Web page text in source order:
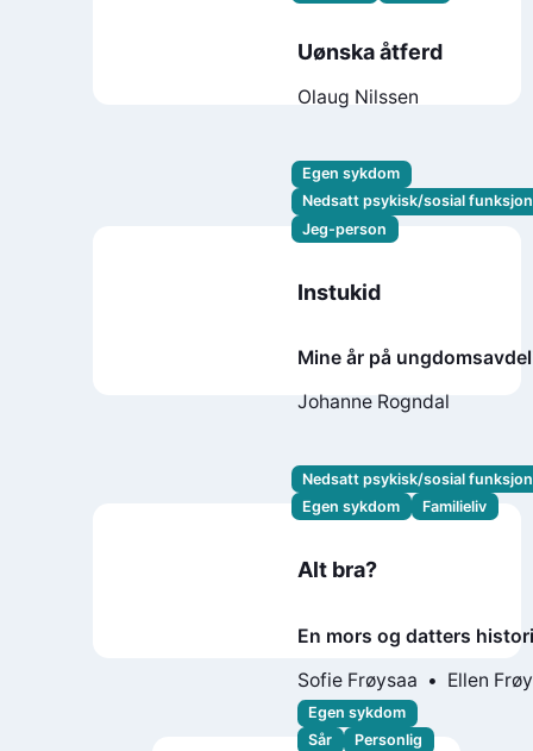
Uønska åtferd
Olaug Nilssen
Egen sykdom
Nedsatt psykisk/sosial
Jeg-person
Instukid
Mine år på
Johanne Rogndal
Nedsatt psykisk/sosial
Egen sykdom
Familieliv
Alt bra?
En mors og datters
sykdom og det å være
pårørende
Sofie Frøysaa Ellen
Egen sykdom
Sår
Personlig